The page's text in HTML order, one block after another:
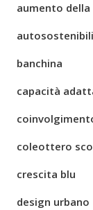
aumento della
banchina
capacità
coleottero
crescita blu
design urbano